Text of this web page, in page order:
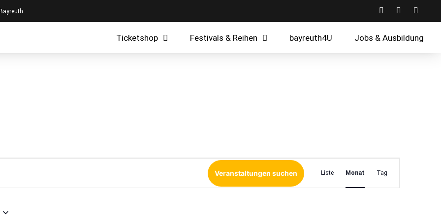
Ticketshop Festivals & Reihen bayreuth4U Jobs & Ausbildung
Veranstaltungen suchen Liste Monat Tag